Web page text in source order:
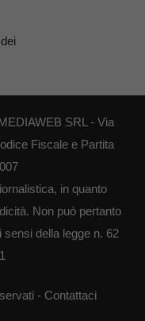
SRL - Via
Fiscale e Partita
in quanto
Non può pertanto
della legge n. 62
- Contattaci